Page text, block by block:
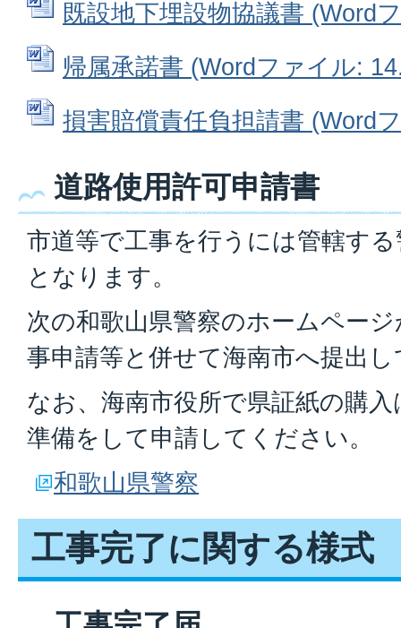
既設地下埋設物協議書 (Word
帰属承諾書 (Wordファイル:
損害賠償責任負担請書 (Word
道路使用許可申請書
市道等で工事を行うには管轄す
となります。
次の和歌山県警察のホームペー
事申請等と併せて海南市へ提出
なお、海南市役所で県証紙の購
準備をして申請してください。
和歌山県警察
工事完了に関する様式